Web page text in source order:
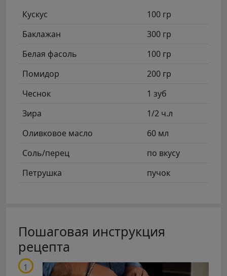
Кускус
100 гр
Баклажан
300 гр
Белая фасоль
100 гр
Помидор
200 гр
Чеснок
1 зуб
Зира
1/2 ч.л
Оливковое масло
60 мл
Соль/перец
по вкусу
Петрушка
пучок
Пошаговая инструкция
рецепта